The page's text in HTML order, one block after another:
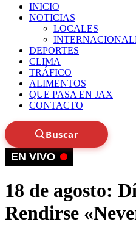
INICIO
NOTICIAS
LOCALES
DEPORTES
CLIMA
TRÁFICO
ALIMENTOS
QUE PASA EN JAX
CONTACTO
Buscar
EN VIVO
18 de agosto:
Rendirse